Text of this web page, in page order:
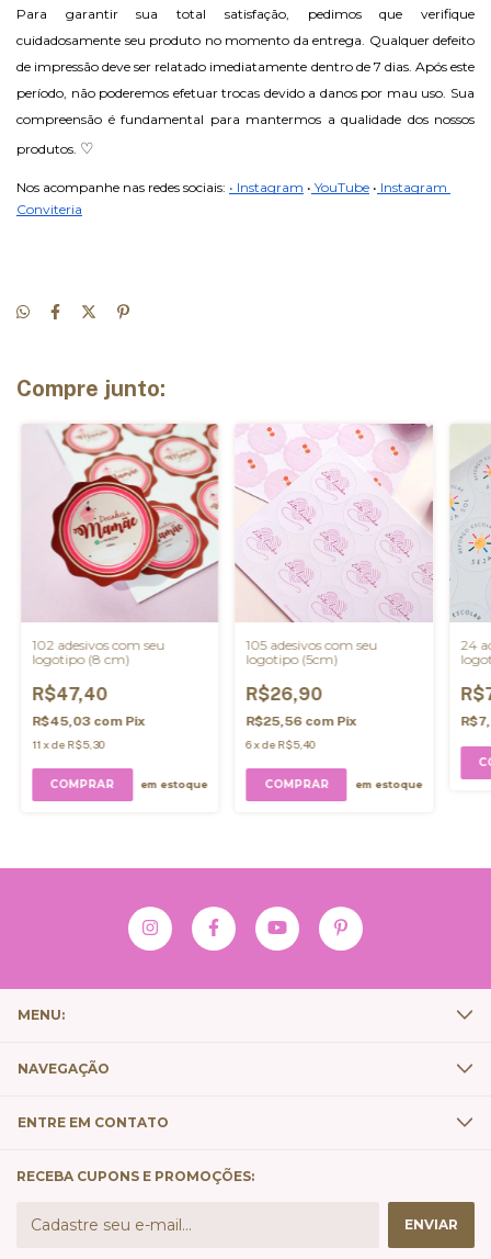
Para garantir sua total satisfação, pedimos que verifique
cuidadosamente seu produto no momento da entrega. Qualquer defeito
de impressão deve ser relatado imediatamente dentro de 7 dias. Após este
período, não poderemos efetuar trocas devido a danos por mau uso. Sua
compreensão é fundamental para mantermos a qualidade dos nossos
produtos. ♡
Nos acompanhe nas redes sociais: • Instagram • YouTube • Instagram
Conviteria
Compre junto:
102 adesivos com seu
logotipo (8 cm)
R$47,40
R$45,03 com Pix
11 xdeR$5,30
em estoque
105 adesivos com seu
logotipo (5cm)
R$26,90
R$25,56 com Pix
6 xdeR$5,40
COMPRAR em estoque
24
MENU:
NAVEGAÇÃO
ENTRE EM CONTATO
RECEBA CUPONS E PROMOÇÕES: